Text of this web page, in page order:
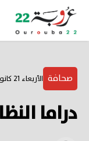
صحافة الأربعاء 21 كانون الثاني 2026
دراما